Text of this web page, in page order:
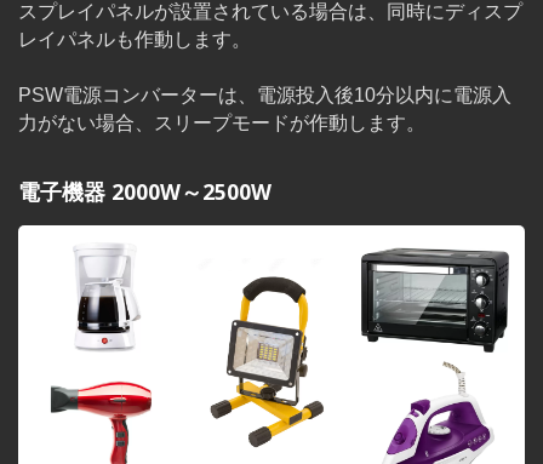
スプレイパネルが設置されている場合は、同時にディスプ
レイパネルも作動します。
PSW電源コンバーターは、電源投入後10分以内に電源入
力がない場合、スリープモードが作動します。
電子機器 2000W～2500W